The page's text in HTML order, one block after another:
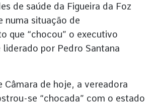
de saúde da Figueira da Foz
numa situação de
que “chocou” o executivo
liderado por Pedro Santana
Câmara de hoje, a vereadora
se “chocada” com o estado